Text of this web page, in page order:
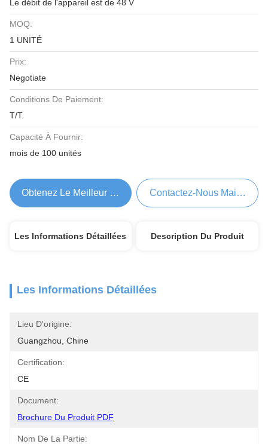
Le débit de l'appareil est de 48 V
MOQ:
1 UNITÉ
Prix:
Negotiate
Conditions De Paiement:
T/T.
Capacité À Fournir:
mois de 100 unités
Obtenez Le Meilleur Prix Contactez-Nous Maintenant
Les Informations Détaillées Description Du Produit
Les Informations Détaillées
Lieu D'origine:
Guangzhou, Chine
Certification:
CE
Document:
Brochure Du Produit PDF
Nom De La Partie: